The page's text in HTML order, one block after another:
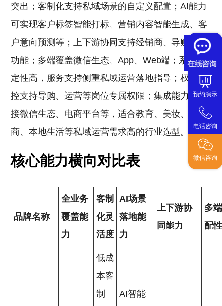
预约演示
电话咨询
微信咨询
突出；客制化支持私域场景的自定义配置；AI能力
可实现客户标签智能打标、营销内容智能生成、客
户意向预测等；上下游协同支持经销商、导购协同
功能；多端覆盖微信生态、App、Web端；系统稳
定性高，服务支持侧重私域运营落地指导；权限管
控支持导购、运营等岗位专属权限；集成能力可对
接微信生态、电商平台等，适合教育、美妆、电
商、本地生活等私域运营需求高的行业选型。
核心能力横向对比表
品牌名称
全业务
覆盖能
力
客制
化灵
活度
AI场景
落地能
力
上下游协
同能力
多
配性
低成
本客
制
AI智能